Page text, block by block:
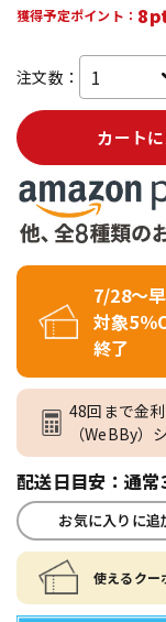
獲得予定ポイント：
注文数：
カート
7/28～
対象5％
終了
48回まで金
（WeBBy）
配送日目安：通
お気に入りに追
使えるク